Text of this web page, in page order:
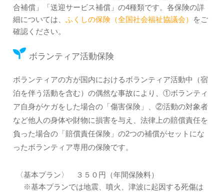
合補償」「送迎サービス補償」の4種類です。各保険の詳
細については、 ふくしの保険（全国社会福祉協議会）
をご
確認ください。
ボランティア活動保険
ボランティアの方が国内におけるボランティア活動中（宿
泊を伴う活動を含む）の偶然な事故により、①ボランティ
ア自身がケガをした場合の「傷害保険」、②活動の対象者
など他人の身体や財物に損害を与え、法律上の賠償責任を
負った場合の「賠償責任保険」の2つの補償がセットにな
ったボランティア専用の保険です。
〈基本プラン〉 ３５０円（年間保険料）
※基本プランでは地震、噴火、津波に起因する死傷は